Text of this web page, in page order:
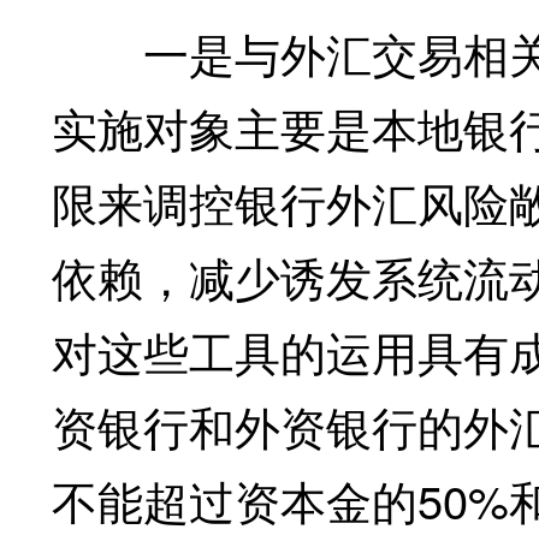
一是与外汇交易相
实施对象主要是本地银
限来调控银行外汇风险
依赖，减少诱发系统流
对这些工具的运用具有
资银行和外资银行的外
不能超过资本金的50%